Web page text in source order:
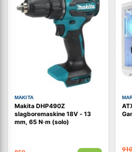
MAKITA
Makita DHP490Z
slagboremaskine 18V - 13
mm, 65 N·m (solo)